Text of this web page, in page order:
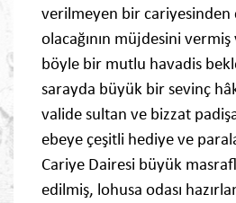
verilmeyen bir cariyesinden
olacağının müjdesini
böyle bir mutlu havadis
sarayda büyük bir sevinç
valide sultan ve bizzat
ebeye çeşitli hediye ve
Cariye Dairesi büyük
edilmiş, lohusa odası